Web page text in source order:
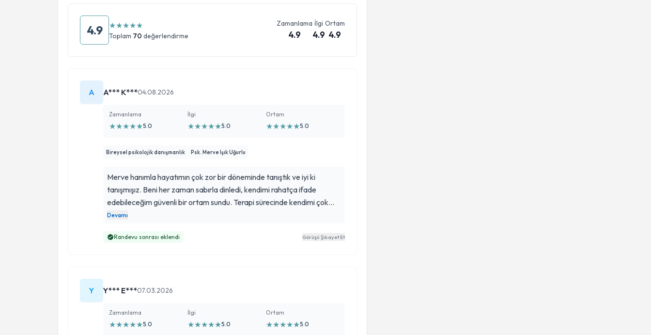
4.9 ★★★★★
Toplam 70 değerlendirme
Zamanlama
4.9
İlgi
4.9
Ortam
4.9
A A*** K***04.08.2026
Zamanlama
★★★★★5.0
İlgi
★★★★★5.0
Ortam
★★★★★5.0
Bireysel psikolojik danışmanlık Psk. Merve Işık Uğurlu
Merve hanımla hayatımın çok zor bir döneminde tanıştık ve iyi ki
tanışmışız. Beni her zaman sabırla dinledi, kendimi rahatça ifade
edebileceğim güvenli bir ortam sundu. Terapi sürecinde kendimi çok
daha iyi hissetmeye başladım. İlgisi, desteği ve emeği için çok teşekkür
Devamı
Randevu sonrası eklendi Görüşü Şikayet Et
Y Y*** E***07.03.2026
Zamanlama
★★★★★5.0
İlgi
★★★★★5.0
Ortam
★★★★★5.0